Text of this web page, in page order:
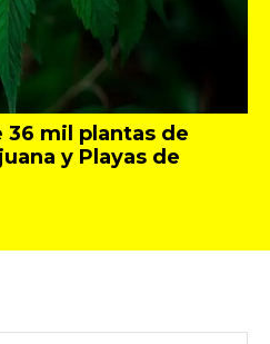
mil plantas de
y Playas de